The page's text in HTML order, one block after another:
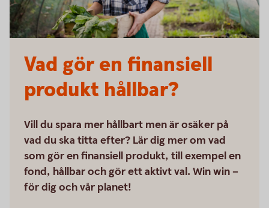
Vad gör en finansiell
produkt hållbar?
Vill du spara mer hållbart men är osäker på
vad du ska titta efter? Lär dig mer om vad
som gör en finansiell produkt, till exempel en
fond, hållbar och gör ett aktivt val. Win win –
för dig och vår planet!